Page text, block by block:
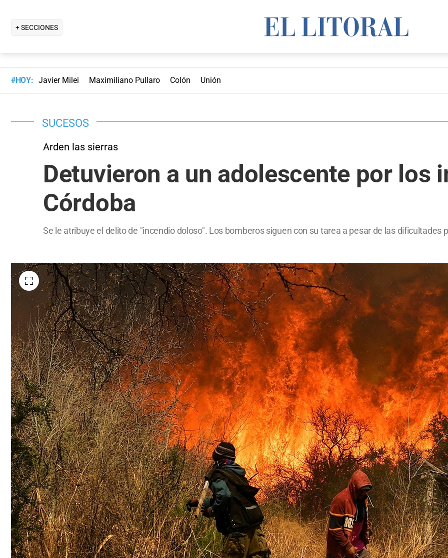
+ SECCIONES
#HOY: Javier Milei Maximiliano Pullaro Colón Unión
SUCESOS
Arden las sierras
Detuvieron a un adolescente por los
Córdoba
Se le atribuye el delito de "incendio doloso". Los bomberos siguen con su tarea a pesar de las dificultades